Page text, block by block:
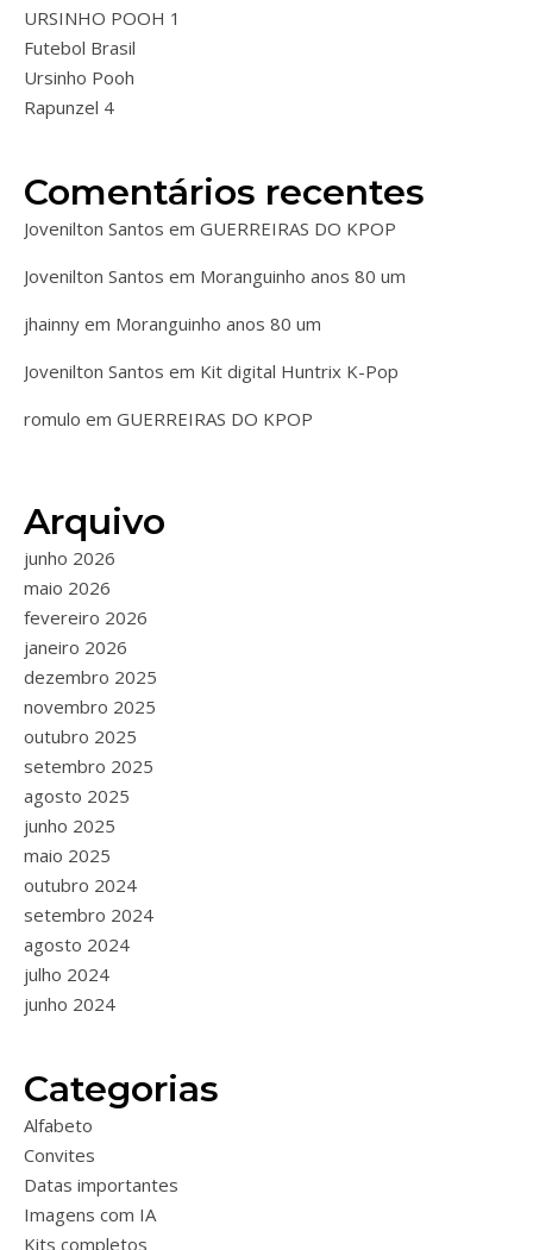
URSINHO POOH 1
Futebol Brasil
Ursinho Pooh
Rapunzel 4
Comentários recentes
Jovenilton Santos em GUERREIRAS DO KPOP
Jovenilton Santos em Moranguinho anos 80 um
jhainny em Moranguinho anos 80 um
Jovenilton Santos em Kit digital Huntrix K-Pop
romulo em GUERREIRAS DO KPOP
Arquivo
junho 2026
maio 2026
fevereiro 2026
janeiro 2026
dezembro 2025
novembro 2025
outubro 2025
setembro 2025
agosto 2025
junho 2025
maio 2025
outubro 2024
setembro 2024
agosto 2024
julho 2024
junho 2024
Categorias
Alfabeto
Convites
Datas importantes
Imagens com IA
Kits completos